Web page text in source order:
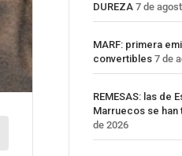
DUREZA 7 de
MARF: primera
convertibles 7 de
REMESAS: las de
Marruecos se
de 2026